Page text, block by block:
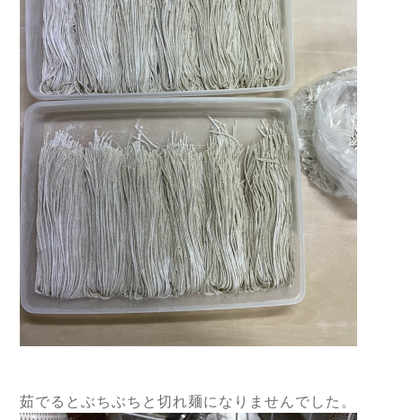
茹でるとぶちぶちと切れ麺になりませんでした。